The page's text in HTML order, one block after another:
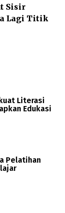
Sisir
Lagi Titik
Literasi
Edukasi
Pelatihan